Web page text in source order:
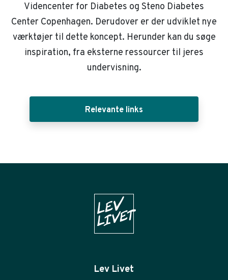
Videncenter for Diabetes og Steno Diabetes
Center Copenhagen. Derudover er der udviklet nye
værktøjer til dette koncept. Herunder kan du søge
inspiration, fra eksterne ressourcer til jeres
undervisning.
Relevante links
Lev Livet